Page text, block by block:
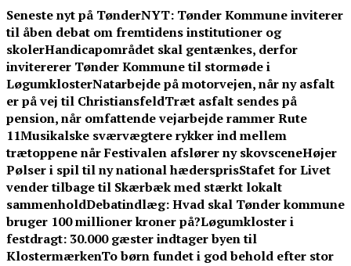
Skip
to
content
Seneste nyt på TønderNYT: Tønder Kommune inviterer
til åben debat om fremtidens institutioner og
skolerHandicapområdet skal gentænkes, derfor
invitererer Tønder Kommune til stormøde i
LøgumklosterNatarbejde på motorvejen, når ny asfalt
er på vej til ChristiansfeldTræt asfalt sendes på
pension, når omfattende vejarbejde rammer Rute
11Musikalske sværvægtere rykker ind mellem
trætoppene når Festivalen afslører ny skovsceneHøjer
Pølser i spil til ny national hædersprisStafet for Livet
vender tilbage til Skærbæk med stærkt lokalt
sammenholdDebatindlæg: Hvad skal Tønder kommune
bruger 100 millioner kroner på?Løgumkloster i
festdragt: 30.000 gæster indtager byen til
KlostermærkenTo børn fundet i god behold efter stor